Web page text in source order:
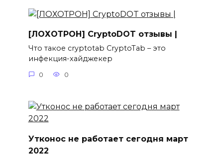
[ЛОХОТРОН] CryptoDOT отзывы |
Что такое cryptotab CryptoTab – это
инфекция-хайджекер
0 0
Утконос не работает сегодня март
2022